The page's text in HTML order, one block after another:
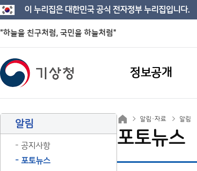
이 누리집은 대한민국 공식 전자정부 누리집입니다.
"하늘을 친구처럼, 국민을 하늘처럼"
정보공개
알림
공지사항
포토뉴스
알림·자료 알림
포토뉴스